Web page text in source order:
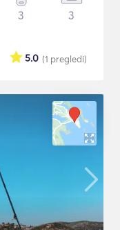
3 3
(1 pregledi)
5.0